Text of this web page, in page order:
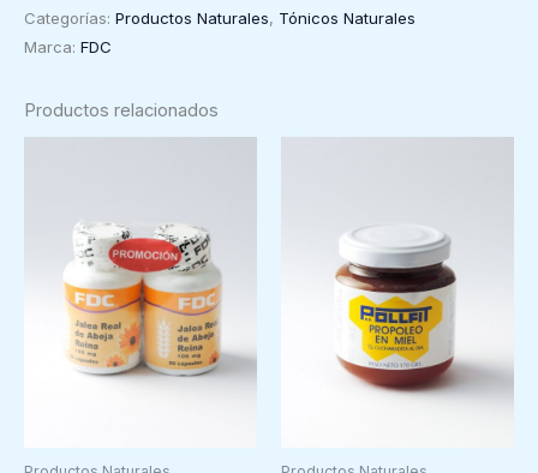
comprimidos
Categorías: Productos Naturales, Tónicos Naturales
Marca: FDC
Productos relacionados